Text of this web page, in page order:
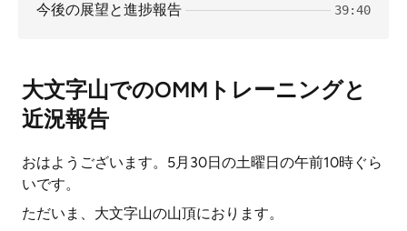
今後の展望と進捗報告 39:40
大文字山でのOMMトレーニングと
近況報告
おはようございます。5月30日の土曜日の午前10時ぐら
いです。
ただいま、大文字山の山頂におります。